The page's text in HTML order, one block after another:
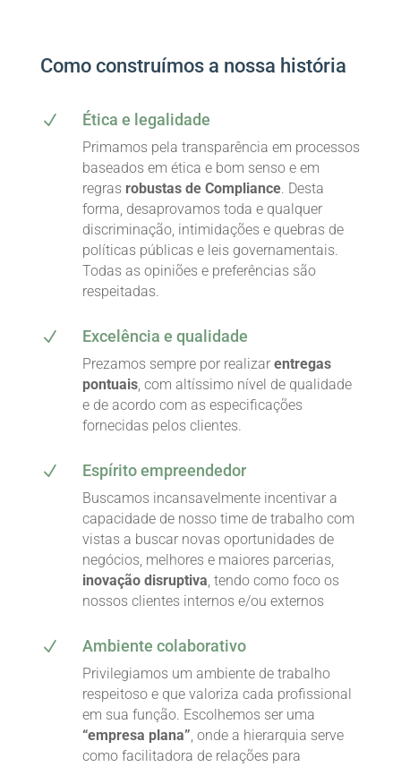
Como construímos a nossa história
N Ética e legalidade
Primamos pela transparência em processos
baseados em ética e bom senso e em
regras robustas de Compliance. Desta
forma, desaprovamos toda e qualquer
discriminação, intimidações e quebras de
políticas públicas e leis governamentais.
Todas as opiniões e preferências são
respeitadas.
N Excelência e qualidade
Prezamos sempre por realizar entregas
pontuais, com altíssimo nível de qualidade
e de acordo com as especificações
fornecidas pelos clientes.
N Espírito empreendedor
Buscamos incansavelmente incentivar a
capacidade de nosso time de trabalho com
vistas a buscar novas oportunidades de
negócios, melhores e maiores parcerias,
inovação disruptiva, tendo como foco os
nossos clientes internos e/ou externos
N Ambiente colaborativo
Privilegiamos um ambiente de trabalho
respeitoso e que valoriza cada profissional
em sua função. Escolhemos ser uma
“empresa plana”, onde a hierarquia serve
como facilitadora de relações para